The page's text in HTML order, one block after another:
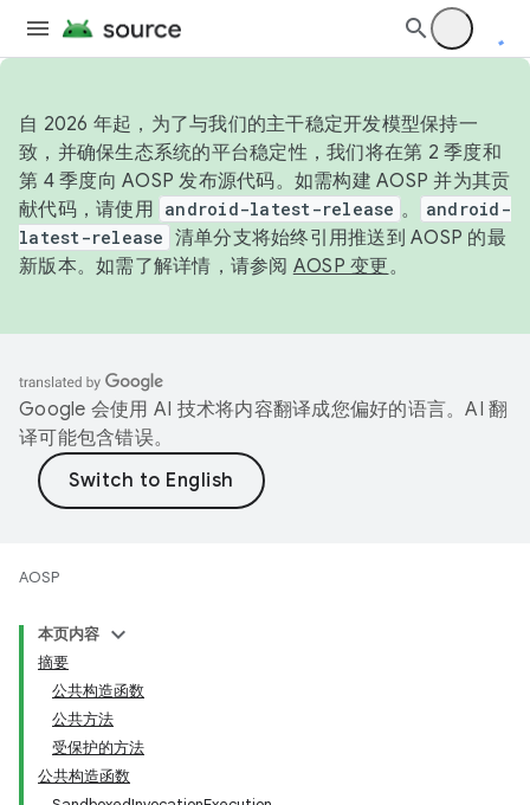
自 2026 年起，为了与我们的主干稳定开发模型保持一
致，并确保生态系统的平台稳定性，我们将在第 2 季度和
第 4 季度向 AOSP 发布源代码。如需构建 AOSP 并为其贡
献代码，请使用 android-latest-release 。
android-
latest-release 清单分支将始终引用推送到 AOSP 的最
新版本。如需了解详情，请参阅 AOSP 变更。
Google 会使用 AI 技术将内容翻译成您偏好的语言。AI 翻
译可能包含错误。
AOSP
本页内容
摘要
公共构造函数
公共方法
受保护的方法
公共构造函数